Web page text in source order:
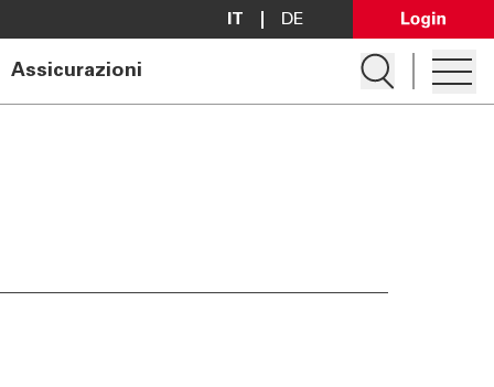
IT DE
Open
Assicurazioni
Apre la
Apre il